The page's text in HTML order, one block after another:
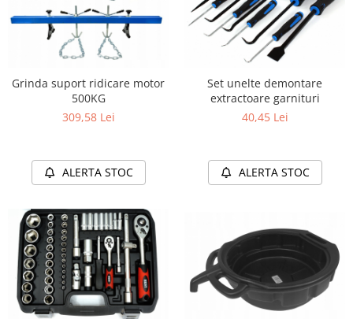
Grinda suport ridicare motor
500KG
309,58 Lei
ALERTA STOC
Set unelte demontare
extractoare garnituri
40,45 Lei
ALERTA STOC